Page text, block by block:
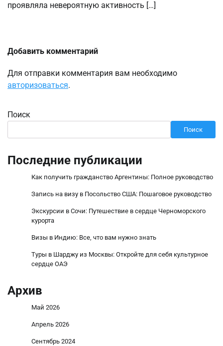
проявляла невероятную активность […]
Добавить комментарий
Для отправки комментария вам необходимо
авторизоваться.
Поиск
Поиск
Последние публикации
Как получить гражданство Аргентины: Полное руководство
Запись на визу в Посольство США: Пошаговое руководство
Экскурсии в Сочи: Путешествие в сердце Черноморского
курорта
Визы в Индию: Все, что вам нужно знать
Туры в Шарджу из Москвы: Откройте для себя культурное
сердце ОАЭ
Архив
Май 2026
Апрель 2026
Сентябрь 2024